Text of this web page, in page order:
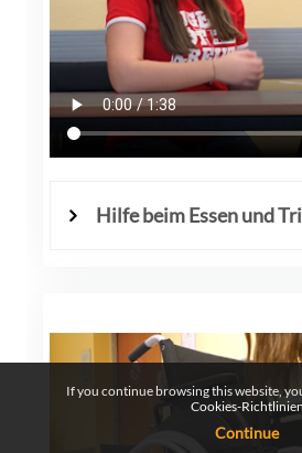
Hilfe beim Essen und
If you continue browsing this website,
Cookies-
Continue